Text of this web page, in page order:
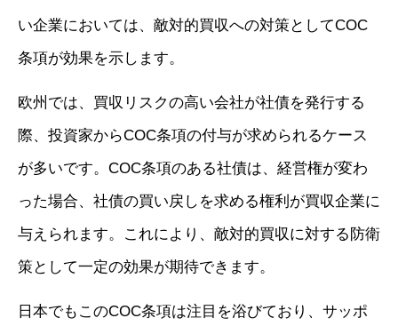
い企業においては、敵対的買収への対策としてCOC
条項が効果を示します。
欧州では、買収リスクの高い会社が社債を発行する
際、投資家からCOC条項の付与が求められるケース
が多いです。COC条項のある社債は、経営権が変わ
った場合、社債の買い戻しを求める権利が買収企業に
与えられます。これにより、敵対的買収に対する防衛
策として一定の効果が期待できます。
日本でもこのCOC条項は注目を浴びており、サッポ